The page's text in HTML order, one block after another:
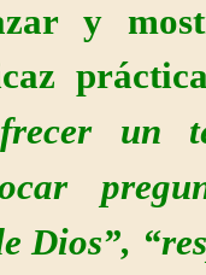
y
un
Dios”, “